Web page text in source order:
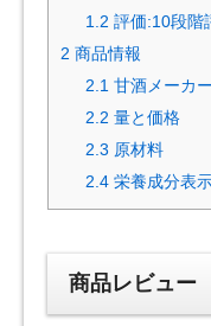
1.2 評価:10段階
2 商品情報
2.1 甘酒メーカー
2.2 量と価格
2.3 原材料
2.4 栄養成分表
商品レビュー